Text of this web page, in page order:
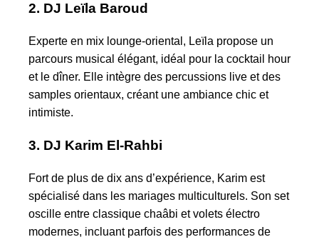
2. DJ Leïla Baroud
Experte en mix lounge-oriental, Leïla propose un
parcours musical élégant, idéal pour la cocktail hour
et le dîner. Elle intègre des percussions live et des
samples orientaux, créant une ambiance chic et
intimiste.
3. DJ Karim El-Rahbi
Fort de plus de dix ans d’expérience, Karim est
spécialisé dans les mariages multiculturels. Son set
oscille entre classique chaâbi et volets électro
modernes, incluant parfois des performances de